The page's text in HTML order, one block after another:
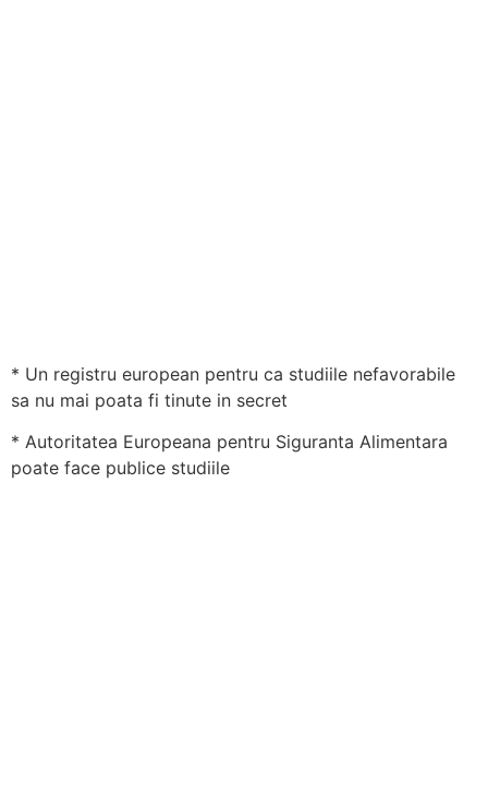
* Un registru european pentru ca studiile nefavorabile
sa nu mai poata fi tinute in secret
* Autoritatea Europeana pentru Siguranta Alimentara
poate face publice studiile